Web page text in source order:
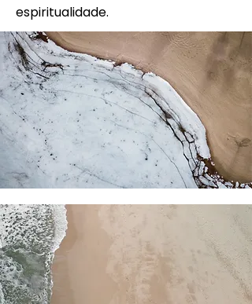
espiritualidade.